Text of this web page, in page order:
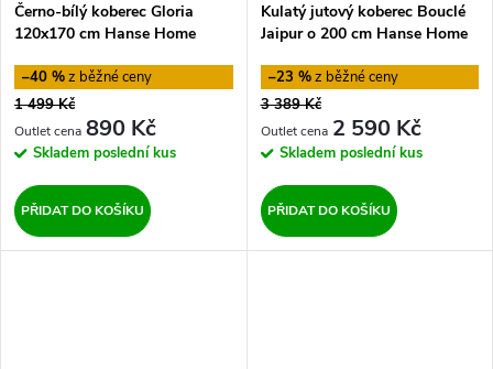
Černo-bílý koberec Gloria
120x170 cm Hanse Home
–40 %
1 499 Kč
890 Kč
Skladem poslední kus
PŘIDAT DO KOŠÍKU
Kulatý jutový koberec Bouclé
Jaipur o 200 cm Hanse Home
–23 %
3 389 Kč
2 590 Kč
Skladem poslední kus
PŘIDAT DO KOŠÍKU